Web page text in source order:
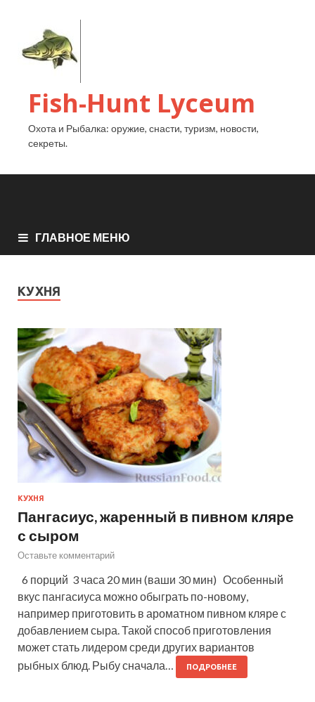
Fish-Hunt Lyceum
Охота и Рыбалка: оружие, снасти, туризм, новости,
секреты.
ГЛАВНОЕ МЕНЮ
КУХНЯ
КУХНЯ
Пангасиус, жаренный в пивном кляре
с сыром
Оставьте комментарий
6 порций 3 часа 20 мин (ваши 30 мин) Особенный
вкус пангасиуса можно обыграть по-новому,
например приготовить в ароматном пивном кляре с
добавлением сыра. Такой способ приготовления
может стать лидером среди других вариантов
рыбных блюд. Рыбу сначала…
ПОДРОБНЕЕ